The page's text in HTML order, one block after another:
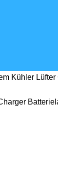
Kühler